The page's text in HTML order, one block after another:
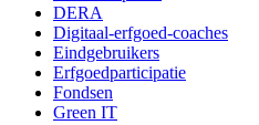
DERA
Digitaal-erfgoed-coaches
Eindgebruikers
Erfgoedparticipatie
Fondsen
Green IT